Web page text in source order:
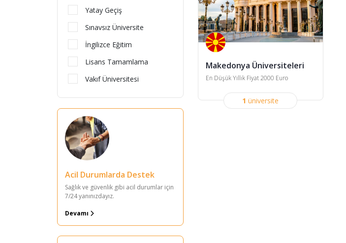
Yatay Geçiş
Sınavsız Üniversite
İngilizce Eğitim
Lisans Tamamlama
Vakıf Üniversitesi
Acil Durumlarda Destek
Sağlık ve güvenlik gibi acil durumlar için
7/24 yanınızdayız.
Devamı
Makedonya Üniversiteleri
En Düşük Yıllık Fiyat 2000 Euro
1 üniversite